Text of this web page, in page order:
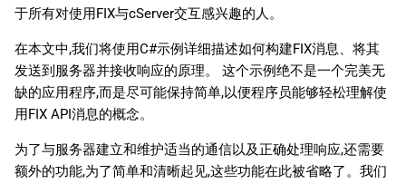
Tiếng Việt
한국어
日本語
擎
消息结构
主体
尾部
于所有对使用FIX与cServer交互感兴趣的人。
在本文中,我们将使用C#示例详细描述如何构建FIX消息、将其
发送到服务器并接收响应的原理。 这个示例绝不是一个完美无
缺的应用程序,而是尽可能保持简单,以便程序员能够轻松理解使
用FIX API消息的概念。
为了与服务器建立和维护适当的通信以及正确处理响应,还需要
额外的功能,为了简单和清晰起见,这些功能在此被省略了。我们